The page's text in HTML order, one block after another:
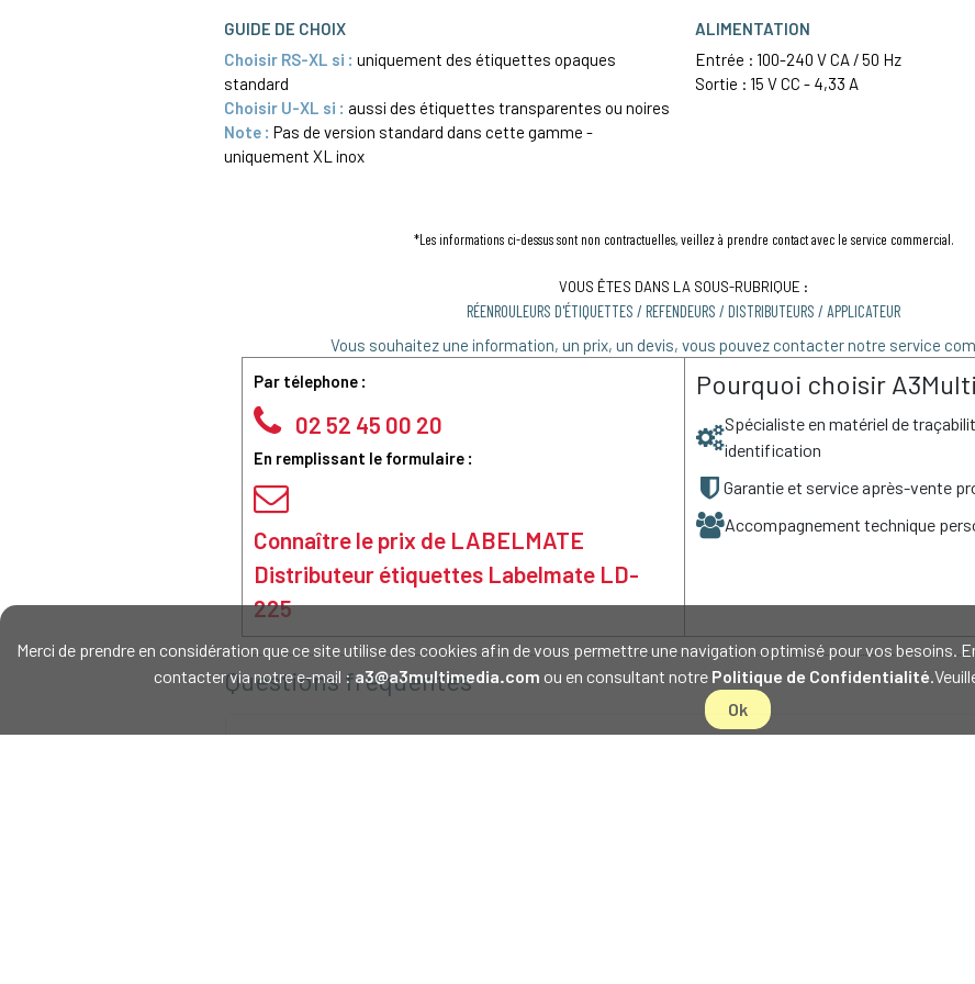
Merci de prendre en considération que ce site utilise des cookies afin de vous permettre une navigation optimisé pour vos besoins.
contacter via notre e-mail :a3@a3multimedia.com ou en consultant notre Politique de Confidentialité
Ok
GUIDE DE CHOIX
Choisir RS-XL si : uniquement des étiquettes opaques
standard
Choisir U-XL si : aussi des étiquettes transparentes ou noires
Note : Pas de version standard dans cette gamme -
uniquement XL inox
ALIMENTATION
Entrée : 100-240 V CA / 50 Hz
Sortie : 15 V CC - 4,33 A
*Les informations ci-dessus sont non contractuelles, veillez à prendre contact avec le service commercial.
VOUS ÊTES DANS LA SOUS-RUBRIQUE :
RÉENROULEURS D'ÉTIQUETTES / REFENDEURS / DISTRIBUTEURS / APPLICATEUR
Vous souhaitez une information, un prix, un devis, vous pouvez contacter notre service
Par télephone :
02 52 45 00 20
En remplissant le formulaire :
Connaître le prix de LABELMATE
Distributeur étiquettes Labelmate LD-
225
Pourquoi choisir
Spécialiste en matériel de
identification
Garantie et service après-vente
Accompagnement technique
Questions fréquentes
Pourquoi le distributeur Labelmate LD-225 n'existe-t-il qu'en version XL ?